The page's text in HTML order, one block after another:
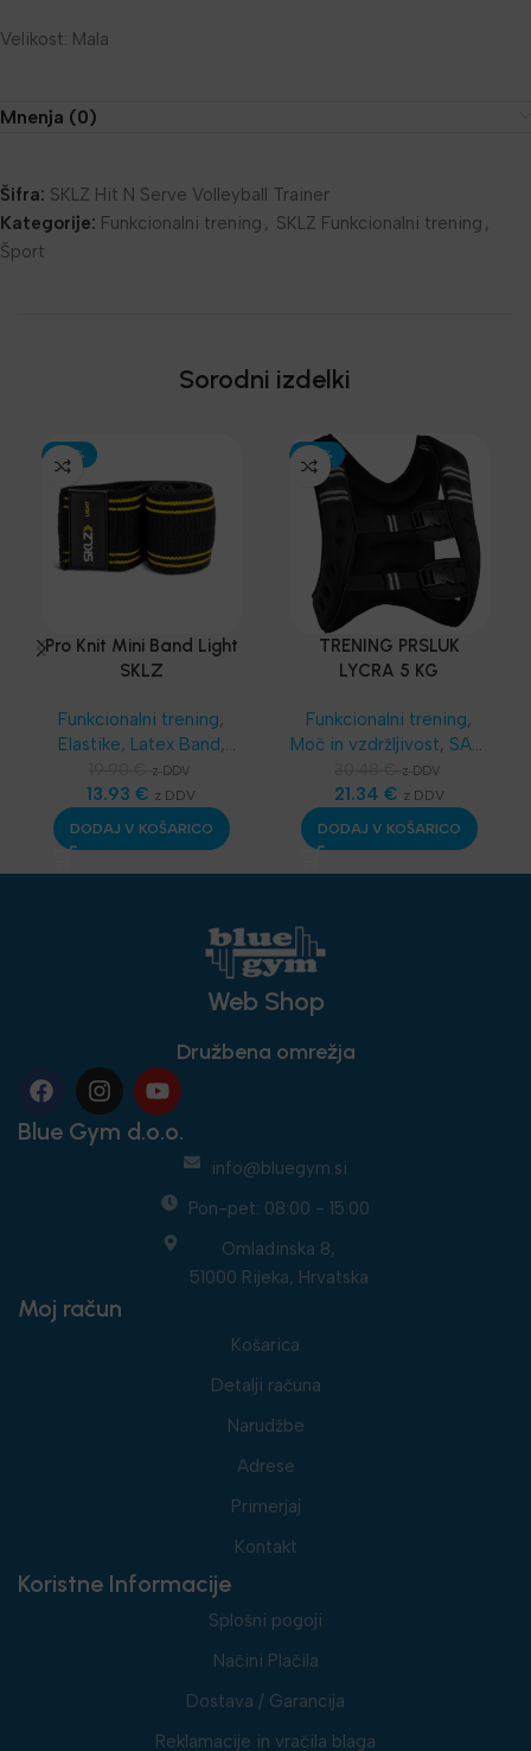
Velikost: Mala
Mnenja (0)
Šifra: SKLZ Hit N Serve Volleyball Trainer
Kategorije: Funkcionalni trening , SKLZ Funkcionalni trening ,
Šport
Sorodni izdelki
-30%
Pro Knit Mini Band Light
SKLZ
Funkcionalni trening,
Elastike, Latex Band,
SKLZ Funkcionalni
trening, Aerobika in
Joga , Najnovejša
z DDV
13.93€ z DDV
DODAJ V KOŠARICO
-30%
TRENING PRSLUK
LYCRA 5 KG
Funkcionalni trening,
Moč in vzdržljivost, SAQ
Dodatna
oprema, Najnovejša
oprema
z DDV
21.34 € z DDV
DODAJ V KOŠARICO
Web Shop
Družbena omrežja
Blue Gym d.o.o.
info@bluegym.si
Pon-pet: 08:00 - 15:00
Omladinska 8,
51000 Rijeka, Hrvatska
Moj račun
Košarica
Detalji računa
Narudžbe
Adrese
Primerjaj
Kontakt
Koristne Informacije
Splošni pogoji
Načini Plačila
Dostava / Garancija
Reklamacije in vračila blaga